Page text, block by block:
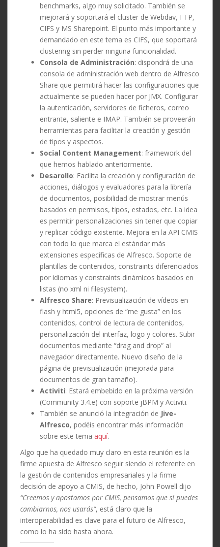
benchmarks, algo muy solicitado. También se
mejorará y soportará el cluster de Webdav, FTP,
CIFS y MS Sharepoint. El punto más importante y
demandado en este tema es CIFS, que soportará
clustering sin perder ninguna funcionalidad.
Consola de Administración: dispondrá de una
consola de administración web dentro de Alfresco
Share que permitirá hacer las configuraciones que
actualmente se pueden hacer por JMX. Configurar
la autenticación, servidores de ficheros, correo
entrante, saliente e IMAP. También se proveerán
herramientas para facilitar la creación y gestión
de tipos y aspectos.
Social Content Management: framework del
que hemos hablado anteriormente.
Desarollo: Facilita la creación y configuración de
acciones, diálogos y evaluadores para la librería
de documentos, posibilidad de mostrar menús
basados en permisos, tipos, estados, etc. La idea
es permitir personalizaciones sin tener que copiar
y replicar código existente. Mejora en la API CMIS
con todo lo que marca el estándar más
extensiones específicas de Alfresco. Soporte de
plantillas de contenidos, constraints diferenciados
por idiomas y constraints dinámicos basados en
listas (no xml ni filesystem).
Alfresco Share: Previsualización de vídeos en
flash y html5, opciones de “me gusta” en los
contenidos, control de lectura de contenidos,
personalización del interfaz, logo y colores. Subir
documentos mediante “drag and drop” al
navegador directamente. Nuevo diseño de la
página de previsualización (mejorada para
documentos de gran tamaño).
Activiti: Estará embebido en la próxima versión
(Community 3.4.e) con soporte jBPM y Activiti.
También se anunció la integración de Jive-
Alfresco, podéis encontrar más información
sobre este tema aquí.
Algo que ha quedado muy claro en esta reunión es la
firme apuesta de Alfresco seguir siendo el referente en
la gestión de contenidos empresariales y la firme
decisión de apoyo a CMIS, de hecho, John Powell dijo
“Creemos y apostamos por CMIS, pensamos que si puedes
cambiarnos, nos usarás”, está claro que la
interoperabilidad es clave para el futuro de Alfresco,
como lo ha sido hasta ahora.